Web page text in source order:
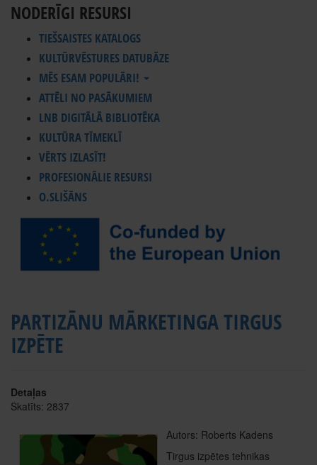
NODERĪGI RESURSI
TIEŠSAISTES KATALOGS
KULTŪRVĒSTURES DATUBĀZE
MĒS ESAM POPULĀRI!
ATTĒLI NO PASĀKUMIEM
LNB DIGITĀLĀ BIBLIOTĒKA
KULTŪRA TĪMEKLĪ
VĒRTS IZLASĪT!
PROFESIONĀLIE RESURSI
O.SLIŠĀNS
PARTIZĀNU MĀRKETINGA TIRGUS
IZPĒTE
Detaļas
Skatīts: 2837
Autors: Roberts Kadens
Tirgus izpētes tehnikas